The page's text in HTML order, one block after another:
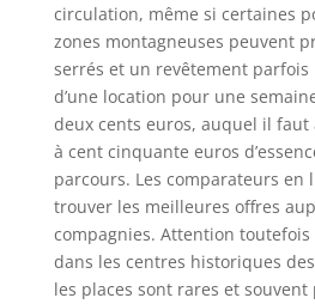
circulation, même si certaines
zones montagneuses peuvent
serrés et un revêtement
d’une location pour une
deux cents euros, auquel il
à cent cinquante euros
parcours. Les comparateurs en
trouver les meilleures offres
compagnies. Attention
dans les centres historiques
les places sont rares et